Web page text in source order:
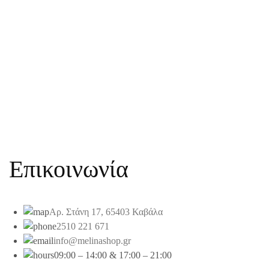
Επικοινωνία
Αρ. Στάνη 17, 65403 Καβάλα
2510 221 671
info@melinashop.gr
09:00 – 14:00 & 17:00 – 21:00